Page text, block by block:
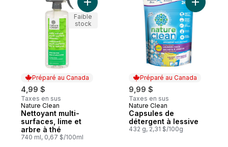
Préparé au Canada
4,99 $
Taxes en sus
Préparé au Canada
Nature Clean
Nettoyant multi-
surfaces, lime et
arbre à thé
740 ml, 0,67 $/100ml
Ajouter Nettoyant multi-surfaces, lime et
Faible
stock
Préparé au Canada
9,99 $
Taxes en sus
Préparé au Canada
Nature Clean
Capsules de
détergent à lessive
432 g, 2,31 $/100g
Ajouter